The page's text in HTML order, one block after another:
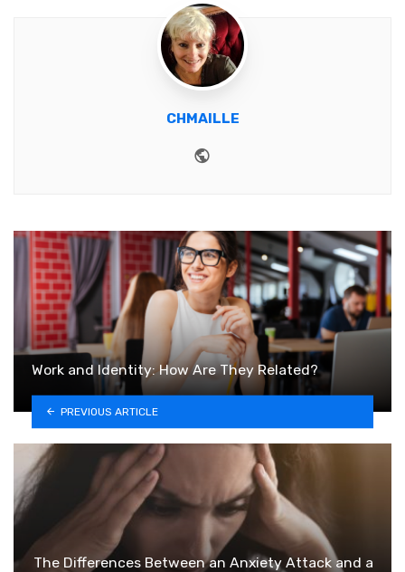
CHMAILLE
Work and Identity: How Are They Related?
PREVIOUS ARTICLE
The Differences Between an Anxiety Attack and a